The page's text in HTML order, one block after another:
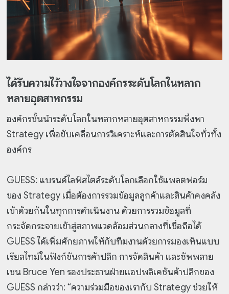
ได้รับความไว้วางใจจากองค์กรระดับโลกในหลาก
หลายอุตสาหกรรม
องค์กรชั้นนำระดับโลกในหลากหลายอุตสาหกรรมพึ่งพา
Strategy เพื่อขับเคลื่อนการวิเคราะห์และการตัดสินใจทั่วทั้ง
องค์กร
GUESS: แบรนด์ไลฟ์สไตล์ระดับโลกเลือกใช้แพลตฟอร์ม
ของ Strategy เมื่อต้องการรวมข้อมูลลูกค้าและสินค้าคงคลัง
เข้าด้วยกันในทุกการดำเนินงาน ด้วยการรวมข้อมูลที่
กระจัดกระจายเข้าสู่สภาพแวดล้อมส่วนกลางที่เชื่อถือได้
GUESS ได้เพิ่มศักยภาพให้กับทีมงานด้วยการมองเห็นแบบ
เรียลไทม์ในฟังก์ชันการค้าปลีก การจัดสินค้า และซัพพลาย
เชน Bruce Yen รองประธานฝ่ายแอปพลิเคชันค้าปลีกของ
GUESS กล่าวว่า: “ความร่วมมือของเรากับ Strategy ช่วยให้